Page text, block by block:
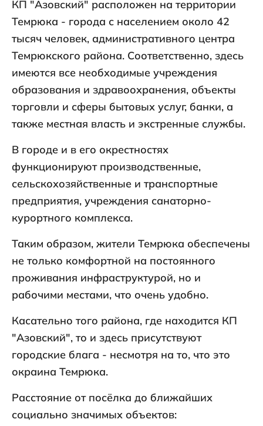
КП "Азовский" расположен на территории
Темрюка - города с населением около 42
тысяч человек, административного центра
Темрюкского района. Соответственно, здесь
имеются все необходимые учреждения
образования и здравоохранения, объекты
торговли и сферы бытовых услуг, банки, а
также местная власть и экстренные службы.
В городе и в его окрестностях
функционируют производственные,
сельскохозяйственные и транспортные
предприятия, учреждения санаторно-
курортного комплекса.
Таким образом, жители Темрюка обеспечены
не только комфортной на постоянного
проживания инфраструктурой, но и
рабочими местами, что очень удобно.
Касательно того района, где находится КП
"Азовский", то и здесь присутствуют
городские блага - несмотря на то, что это
окраина Темрюка.
Расстояние от посёлка до ближайших
социально значимых объектов: